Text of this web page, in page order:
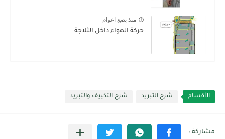
منذ بضع اعوام
حركة الهواء داخل الثلاجة
الأقسام شرح التبريد شرح التكييف والتبريد